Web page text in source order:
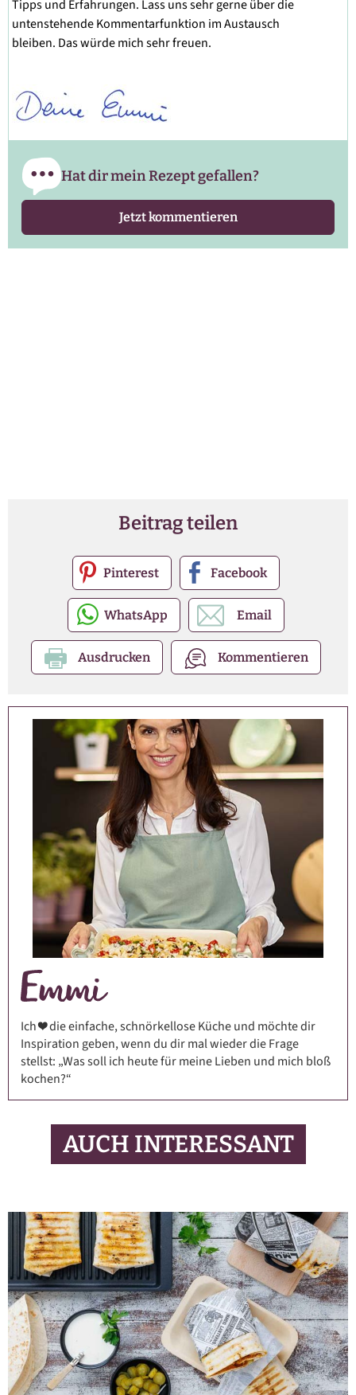
Tipps und Erfahrungen. Lass uns sehr gerne über die
untenstehende Kommentarfunktion im Austausch
bleiben. Das würde mich sehr freuen.
Hat dir mein Rezept gefallen?
Jetzt kommentieren
Beitrag teilen
Pinterest Facebook
WhatsApp Email
Ausdrucken Kommentieren
Ich ❤️ die einfache, schnörkellose Küche und möchte dir
Inspiration geben, wenn du dir mal wieder die Frage
stellst: „Was soll ich heute für meine Lieben und mich bloß
kochen?“
AUCH INTERESSANT